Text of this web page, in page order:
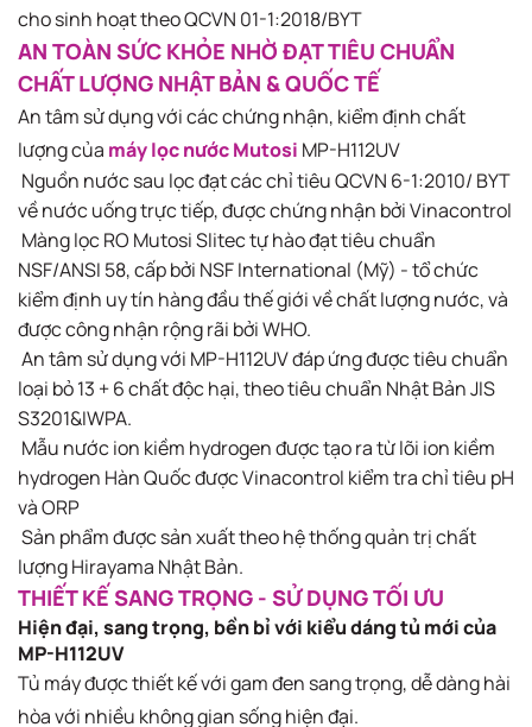
cho sinh hoạt theo QCVN 01-1:2018/BYT
AN TOÀN SỨC KHỎE NHỜ ĐẠT TIÊU CHUẨN
CHẤT LƯỢNG NHẬT BẢN & QUỐC TẾ​
An tâm sử dụng với các chứng nhận, kiểm định chất
lượng của máy lọc nước Mutosi MP-H112UV​
Nguồn nước sau lọc đạt các chỉ tiêu QCVN 6-1:2010/ BYT
về nước uống trực tiếp, được chứng nhận bởi Vinacontrol​
Màng lọc RO Mutosi Slitec tự hào đạt tiêu chuẩn
NSF/ANSI 58, cấp bởi NSF International (Mỹ) - tổ chức
kiểm định uy tín hàng đầu thế giới về chất lượng nước, và
được công nhận rộng rãi bởi WHO.​
An tâm sử dụng với MP-H112UV đáp ứng được tiêu chuẩn
loại bỏ 13 + 6 chất độc hại, theo tiêu chuẩn Nhật Bản JIS
S3201&IWPA.​
Mẫu nước ion kiềm hydrogen được tạo ra từ lõi ion kiềm
hydrogen Hàn Quốc được Vinacontrol kiểm tra chỉ tiêu pH
và ORP​
Sản phẩm được sản xuất theo hệ thống quản trị chất
lượng Hirayama Nhật Bản.​
THIẾT KẾ SANG TRỌNG - SỬ DỤNG TỐI ƯU
Hiện đại, sang trọng, bền bỉ với kiểu dáng tủ mới của
MP-H112UV
Tủ máy được thiết kế với gam đen sang trọng, dễ dàng hài
hòa với nhiều không gian sống hiện đại.​